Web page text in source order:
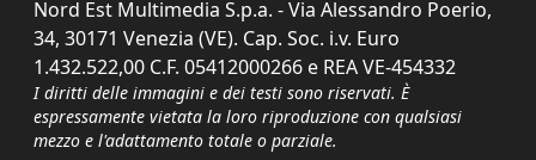
Nord Est Multimedia S.p.a. - Via Alessandro Poerio,
34, 30171 Venezia (VE). Cap. Soc. i.v. Euro
1.432.522,00 C.F. 05412000266 e REA VE-454332
I diritti delle immagini e dei testi sono riservati. È
espressamente vietata la loro riproduzione con qualsiasi
mezzo e l'adattamento totale o parziale.